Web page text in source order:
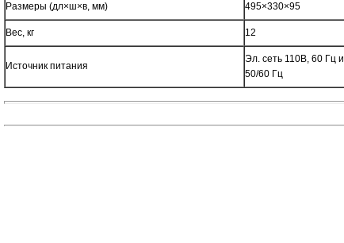
Размеры (дл×ш×в, мм) 495×330×95
Вес, кг 12
Источник питания
Эл. сеть 110В, 60 Гц
50/60 Гц